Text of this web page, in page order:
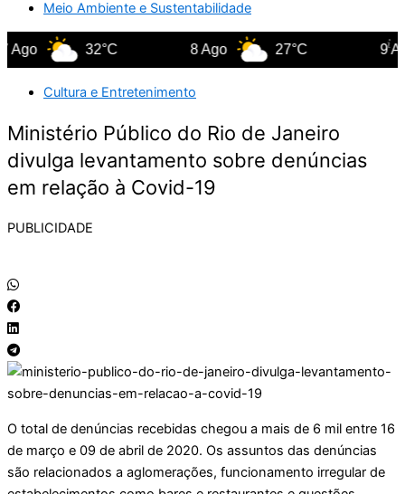
Meio Ambiente e Sustentabilidade
32°C 8 Ago 27°C 9 Ago
Cultura e Entretenimento
Ministério Público do Rio de Janeiro
divulga levantamento sobre denúncias
em relação à Covid-19
PUBLICIDADE
O total de denúncias recebidas chegou a mais de 6 mil entre 16
de março e 09 de abril de 2020. Os assuntos das denúncias
são relacionados a aglomerações, funcionamento irregular de